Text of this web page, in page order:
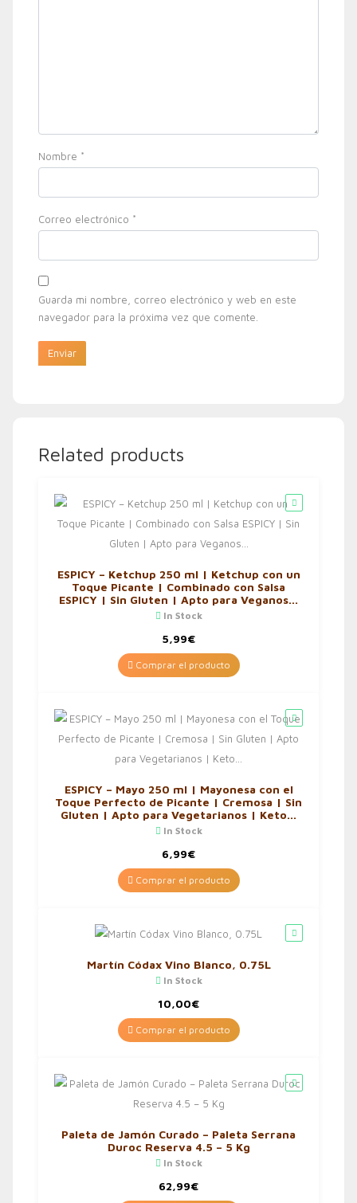
Nombre *
Correo electrónico *
Guarda mi nombre, correo electrónico y web en este
navegador para la próxima vez que comente.
Related products
ESPICY – Ketchup 250 ml | Ketchup con un
Toque Picante | Combinado con Salsa
ESPICY | Sin Gluten | Apto para Veganos…
In Stock
5,99€
Comprar el producto
ESPICY – Mayo 250 ml | Mayonesa con el
Toque Perfecto de Picante | Cremosa | Sin
Gluten | Apto para Vegetarianos | Keto…
In Stock
6,99€
Comprar el producto
Martín Códax Vino Blanco, 0.75L
In Stock
10,00€
Comprar el producto
Paleta de Jamón Curado – Paleta Serrana
Duroc Reserva 4.5 – 5 Kg
In Stock
62,99€